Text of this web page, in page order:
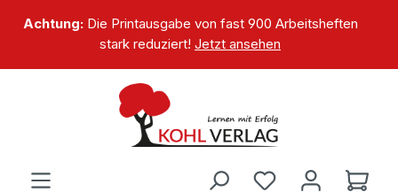
springen
Achtung:Die Printausgabe von fast 900 Arbeitsheften
stark reduziert! Jetzt ansehen